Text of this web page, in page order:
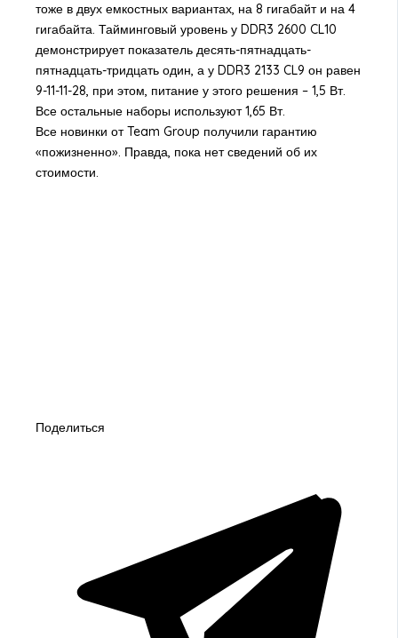
тоже в двух емкостных вариантах, на 8 гигабайт и на 4
гигабайта. Тайминговый уровень у DDR3 2600 CL10
демонстрирует показатель десять-пятнадцать-
пятнадцать-тридцать один, а у DDR3 2133 CL9 он равен
9-11-11-28, при этом, питание у этого решения – 1,5 Вт.
Все остальные наборы используют 1,65 Вт.
Все новинки от Team Group получили гарантию
«пожизненно». Правда, пока нет сведений об их
стоимости.
Поделиться